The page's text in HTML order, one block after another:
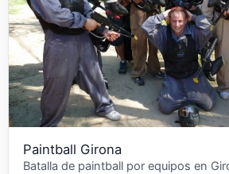
Paintball Girona
Batalla de paintball por equipos en